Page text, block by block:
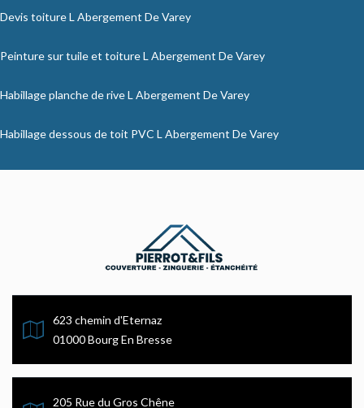
Devis toiture L Abergement De Varey
Peinture sur tuile et toiture L Abergement De Varey
Habillage planche de rive L Abergement De Varey
Habillage dessous de toit PVC L Abergement De Varey
623 chemin d'Eternaz
01000 Bourg En Bresse
205 Rue du Gros Chêne